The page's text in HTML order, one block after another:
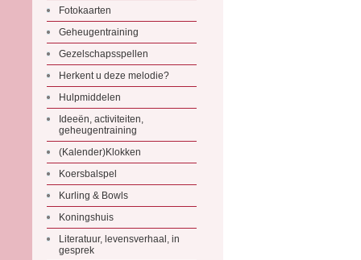
Fotokaarten
Geheugentraining
Gezelschapsspellen
Herkent u deze melodie?
Hulpmiddelen
Ideeën, activiteiten,
geheugentraining
(Kalender)Klokken
Koersbalspel
Kurling & Bowls
Koningshuis
Literatuur, levensverhaal, in
gesprek